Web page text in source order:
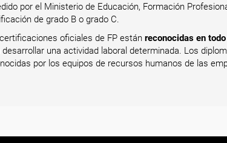
por el Ministerio de Educación, Formación
de grado B o grado C.
oficiales de FP están reconocidas en
desarrollar una actividad laboral determinada. Los
por los equipos de recursos humanos de las